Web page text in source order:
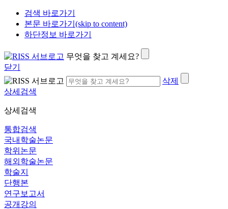
검색 바로가기
본문 바로가기(skip to content)
하단정보 바로가기
무엇을 찾고 계세요?
닫기
삭제
상세검색
상세검색
통합검색
국내학술논문
학위논문
해외학술논문
학술지
단행본
연구보고서
공개강의